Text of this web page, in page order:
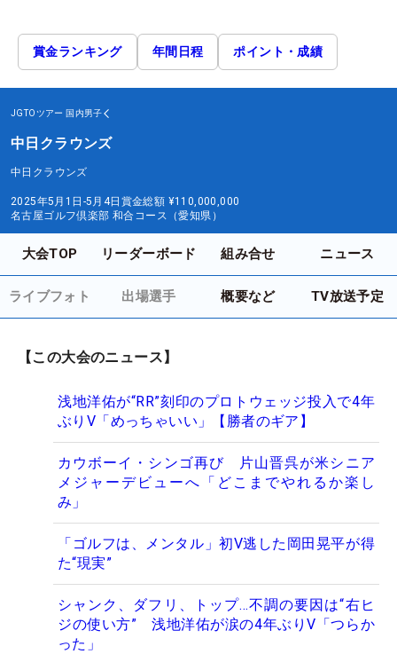
賞金ランキング 年間日程 ポイント・成績
JGTOツアー 国内男子
中日クラウンズ
中日クラウンズ
2025年5月1日-5月4日 賞金総額 ¥110,000,000
名古屋ゴルフ倶楽部 和合コース（愛知県）
大会TOP リーダーボード 組み合せ ニュース
ライブフォト 出場選手 概要など TV放送予定
【この大会のニュース】
浅地洋佑が“RR”刻印のプロトウェッジ投入で4年
ぶりV「めっちゃいい」【勝者のギア】
カウボーイ・シンゴ再び 片山晋呉が米シニア
メジャーデビューへ「どこまでやれるか楽し
み」
「ゴルフは、メンタル」初V逃した岡田晃平が得
た“現実”
シャンク、ダフリ、トップ…不調の要因は“右ヒ
ジの使い方” 浅地洋佑が涙の4年ぶりV「つらか
った」